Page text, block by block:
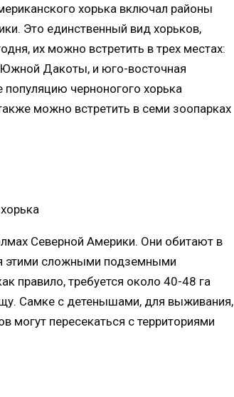
хорька включал районы
Это единственный вид хорьков,
их можно встретить в трех местах:
Южной Дакоты, и юго-восточная
черноногого хорька
можно встретить в семи зоопарках
Северной Америки. Они обитают в
этими сложными подземными
правило, требуется около 40-48 га
Самке с детенышами, для выживания,
могут пересекаться с территориями